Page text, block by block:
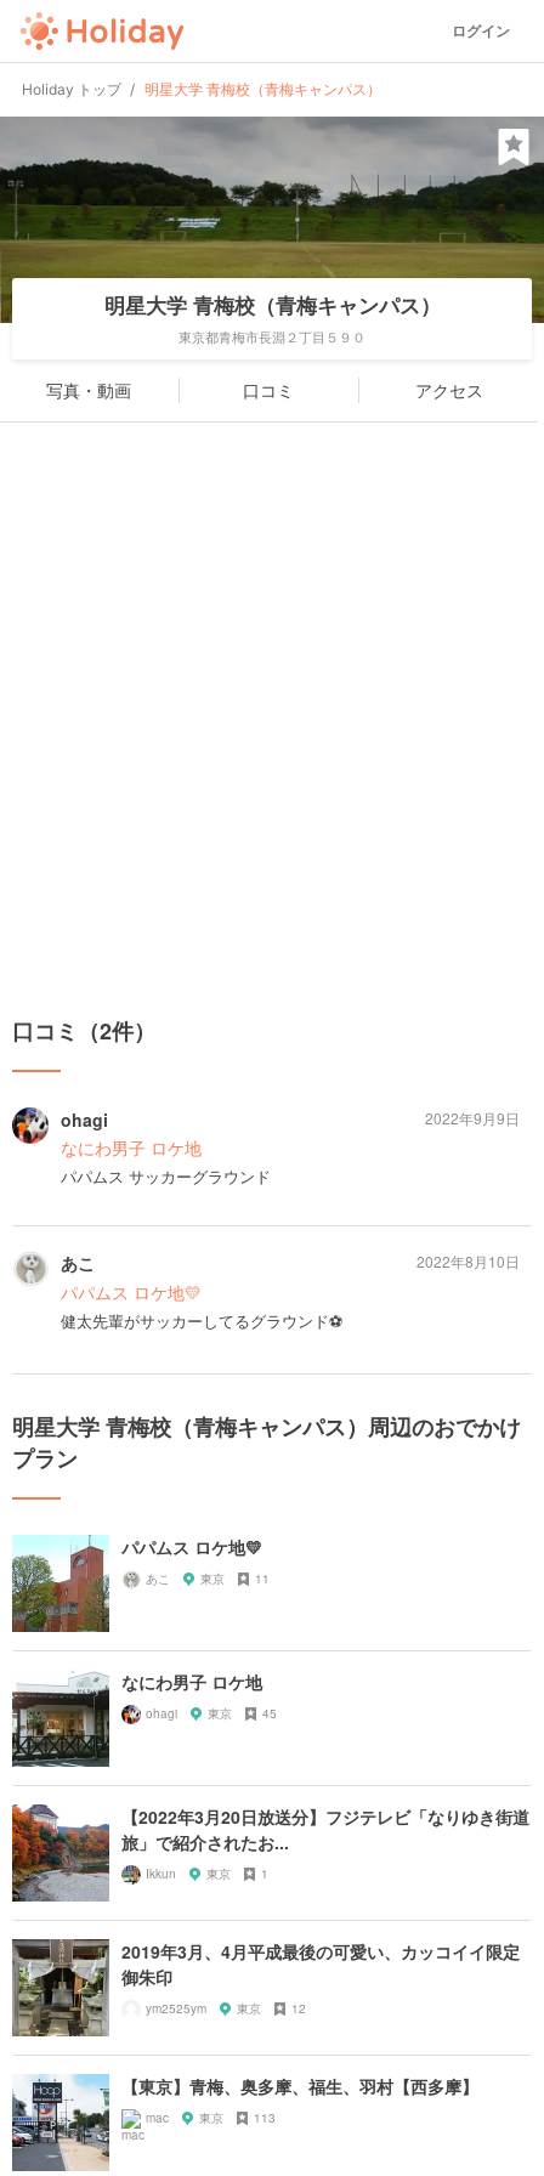
ログイン
Holiday トップ 明星大学 青梅校（青梅キャンパス）
明星大学 青梅校（青梅キャンパス）
東京都青梅市長淵２丁目５９０
写真・動画 口コミ アクセス
口コミ（2件）
ohagi
なにわ男子 ロケ地
パパムス サッカーグラウンド
2022年9月9日
あこ
パパムス ロケ地💛
健太先輩がサッカーしてるグラウンド⚽️
2022年8月10日
明星大学 青梅校（青梅キャンパス）周辺のおでかけ
プラン
パパムス ロケ地💛
あこ 東京 11
なにわ男子 ロケ地
ohagi 東京 45
【2022年3月20日放送分】フジテレビ「なりゆき街道
旅」で紹介されたお...
Ikkun 東京 1
2019年3月、4月平成最後の可愛い、カッコイイ限定
御朱印
ym2525ym 東京 12
【東京】青梅、奥多摩、福生、羽村【西多摩】
mac 東京 113